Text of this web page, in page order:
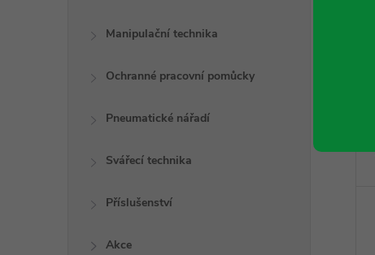
Manipulační technika
Ochranné pracovní pomůcky
Pneumatické nářadí
Svářecí technika
Příslušenství
Akce